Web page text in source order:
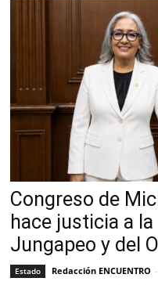
Congreso de
hace justicia a
Jungapeo y del
Estado Redacción ENCUENTRO -